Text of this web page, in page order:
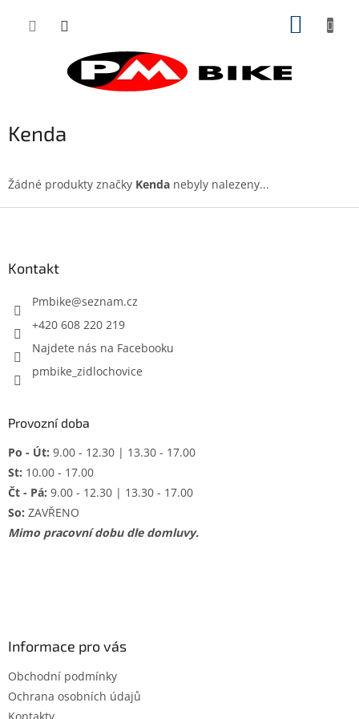
Kenda
Žádné produkty značky Kenda nebyly nalezeny...
Kontakt
Pmbike@seznam.cz
+420 608 220 219
Najdete nás na Facebooku
pmbike_zidlochovice
Provozní doba
Po - Út: 9.00 - 12.30 | 13.30 - 17.00
St: 10.00 - 17.00
Čt - Pá: 9.00 - 12.30 | 13.30 - 17.00
So: ZAVŘENO
Mimo pracovní dobu dle domluvy.
Informace pro vás
Obchodní podmínky
Ochrana osobních údajů